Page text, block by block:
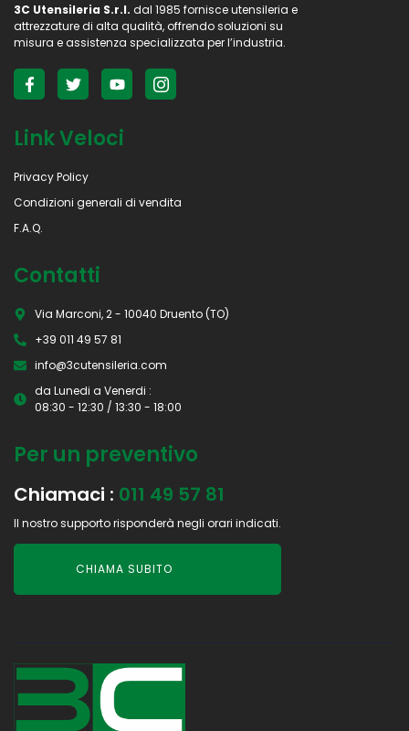
3C Utensileria S.r.l. dal 1985 fornisce utensileria e
attrezzature di alta qualità, offrendo soluzioni su
misura e assistenza specializzata per l’industria.
Link Veloci
Privacy Policy
Condizioni generali di vendita
F.A.Q.
Contatti
Via Marconi, 2 - 10040 Druento (TO)
+39 011 49 57 81
info@3cutensileria.com
da Lunedi a Venerdi :
08:30 - 12:30 / 13:30 - 18:00
Per un preventivo
Chiamaci : 011 49 57 81
Il nostro supporto risponderà negli orari indicati.
CHIAMA SUBITO